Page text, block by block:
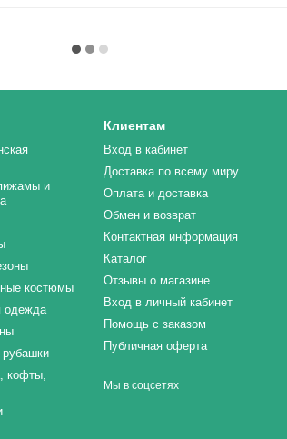
и
костюмы
одежда
кофты,
Клиентам
Вход в кабинет
Доставка по всему миру
Оплата и доставка
Обмен и возврат
Контактная информация
Каталог
Отзывы о магазине
Вход в личный кабинет
Помощь с заказом
Публичная оферта
Мы в соцсетях